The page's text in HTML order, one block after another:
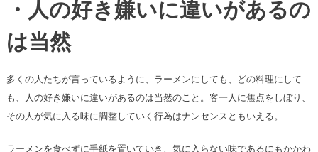
・人の好き嫌いに違いがあるの
は当然
多くの人たちが言っているように、ラーメンにしても、どの料理にして
も、人の好き嫌いに違いがあるのは当然のこと。客一人に焦点をしぼり、
その人が気に入る味に調整していく行為はナンセンスともいえる。
ラーメンを食べずに手紙を置いていき、気に入らない味であるにもかかわ